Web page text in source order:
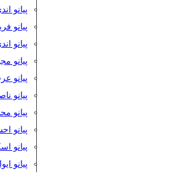
پیانو
پیانو
پیانو
پیانو
پیانو
پیانو
پیانو
پیانو
پیانو
پیانو